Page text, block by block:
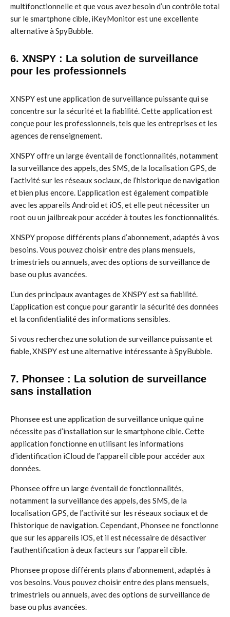
multifonctionnelle et que vous avez besoin d’un contrôle total
sur le smartphone cible, iKeyMonitor est une excellente
alternative à SpyBubble.
6. XNSPY : La solution de surveillance
pour les professionnels
XNSPY est une application de surveillance puissante qui se
concentre sur la sécurité et la fiabilité. Cette application est
conçue pour les professionnels, tels que les entreprises et les
agences de renseignement.
XNSPY offre un large éventail de fonctionnalités, notamment
la surveillance des appels, des SMS, de la localisation GPS, de
l’activité sur les réseaux sociaux, de l’historique de navigation
et bien plus encore. L’application est également compatible
avec les appareils Android et iOS, et elle peut nécessiter un
root ou un jailbreak pour accéder à toutes les fonctionnalités.
XNSPY propose différents plans d’abonnement, adaptés à vos
besoins. Vous pouvez choisir entre des plans mensuels,
trimestriels ou annuels, avec des options de surveillance de
base ou plus avancées.
L’un des principaux avantages de XNSPY est sa fiabilité.
L’application est conçue pour garantir la sécurité des données
et la confidentialité des informations sensibles.
Si vous recherchez une solution de surveillance puissante et
fiable, XNSPY est une alternative intéressante à SpyBubble.
7. Phonsee : La solution de surveillance
sans installation
Phonsee est une application de surveillance unique qui ne
nécessite pas d’installation sur le smartphone cible. Cette
application fonctionne en utilisant les informations
d’identification iCloud de l’appareil cible pour accéder aux
données.
Phonsee offre un large éventail de fonctionnalités,
notamment la surveillance des appels, des SMS, de la
localisation GPS, de l’activité sur les réseaux sociaux et de
l’historique de navigation. Cependant, Phonsee ne fonctionne
que sur les appareils iOS, et il est nécessaire de désactiver
l’authentification à deux facteurs sur l’appareil cible.
Phonsee propose différents plans d’abonnement, adaptés à
vos besoins. Vous pouvez choisir entre des plans mensuels,
trimestriels ou annuels, avec des options de surveillance de
base ou plus avancées.